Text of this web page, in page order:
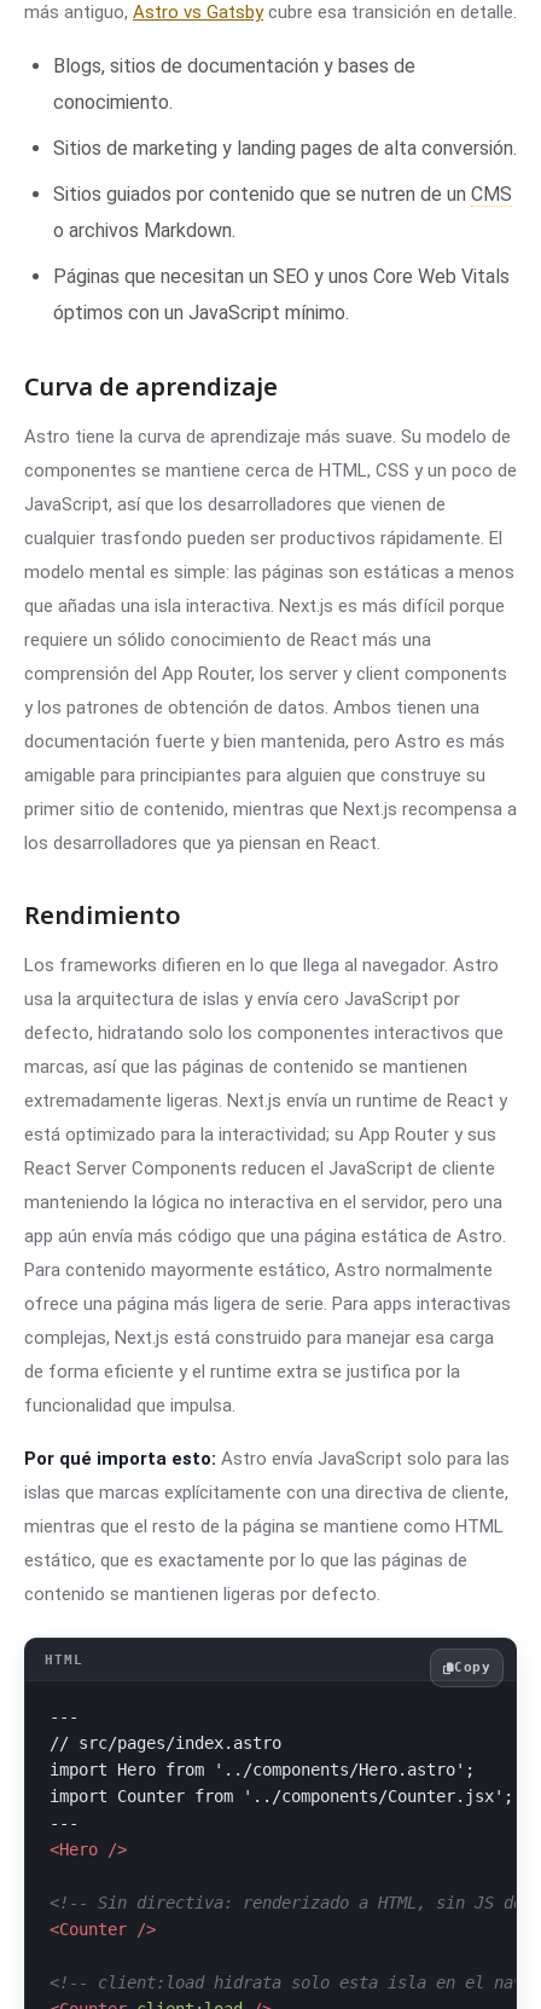
más antiguo, Astro vs Gatsbycubre esa transición en detalle.
Blogs, sitios de documentación y bases de
conocimiento.
Sitios de marketing y landing pages de alta conversión.
Sitios guiados por contenido que se nutren de un CMS
o archivos Markdown.
Páginas que necesitan un SEO y unos Core Web Vitals
óptimos con un JavaScript mínimo.
Curva de aprendizaje
Astro tiene la curva de aprendizaje más suave. Su modelo de
componentes se mantiene cerca de HTML, CSS y un poco de
JavaScript, así que los desarrolladores que vienen de
cualquier trasfondo pueden ser productivos rápidamente. El
modelo mental es simple: las páginas son estáticas a menos
que añadas una isla interactiva. Next.js es más difícil porque
requiere un sólido conocimiento de React más una
comprensión del App Router, los server y client components
y los patrones de obtención de datos. Ambos tienen una
documentación fuerte y bien mantenida, pero Astro es más
amigable para principiantes para alguien que construye su
primer sitio de contenido, mientras que Next.js recompensa a
los desarrolladores que ya piensan en React.
Rendimiento
Los frameworks difieren en lo que llega al navegador. Astro
usa la arquitectura de islas y envía cero JavaScript por
defecto, hidratando solo los componentes interactivos que
marcas, así que las páginas de contenido se mantienen
extremadamente ligeras. Next.js envía un runtime de React y
está optimizado para la interactividad; su App Router y sus
React Server Components reducen el JavaScript de cliente
manteniendo la lógica no interactiva en el servidor, pero una
app aún envía más código que una página estática de Astro.
Para contenido mayormente estático, Astro normalmente
ofrece una página más ligera de serie. Para apps interactivas
complejas, Next.js está construido para manejar esa carga
de forma eficiente y el runtime extra se justifica por la
funcionalidad que impulsa.
Por qué importa esto: Astro envía JavaScript solo para las
islas que marcas explícitamente con una directiva de cliente,
mientras que el resto de la página se mantiene como HTML
estático, que es exactamente por lo que las páginas de
contenido se mantienen ligeras por defecto.
---
// src/pages/index.astro
import Hero from '../components/Hero.astro';
import Counter from '../components/Counter.jsx'; //
<Hero />
<!-- Sin directiva: renderizado a HTML, sin JS de
<Counter />
<!-- client:load hidrata solo esta isla en el
Copy